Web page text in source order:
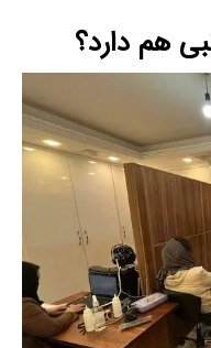
هم دارد؟